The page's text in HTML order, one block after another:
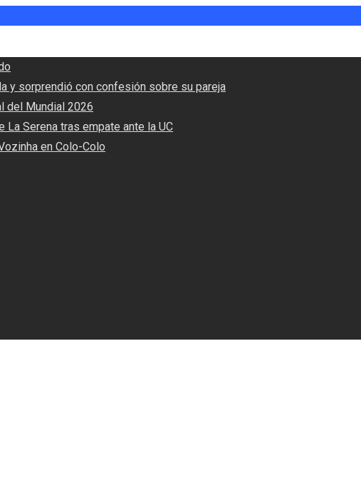
y sorprendió con confesión sobre su pareja
del Mundial 2026
Serena tras empate ante la UC
en Colo-Colo